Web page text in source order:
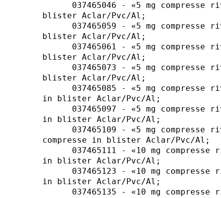
037465046 - «5 mg compresse
blister Aclar/Pvc/Al;
037465059 - «5 mg compresse
blister Aclar/Pvc/Al;
037465061 - «5 mg compresse
blister Aclar/Pvc/Al;
037465073 - «5 mg compresse
blister Aclar/Pvc/Al;
037465085 - «5 mg compresse
in blister Aclar/Pvc/Al;
037465097 - «5 mg compresse
in blister Aclar/Pvc/Al;
037465109 - «5 mg compresse
compresse in blister Aclar/Pvc/Al;
037465111 - «10 mg compresse
in blister Aclar/Pvc/Al;
037465123 - «10 mg compresse
in blister Aclar/Pvc/Al;
037465135 - «10 mg compresse